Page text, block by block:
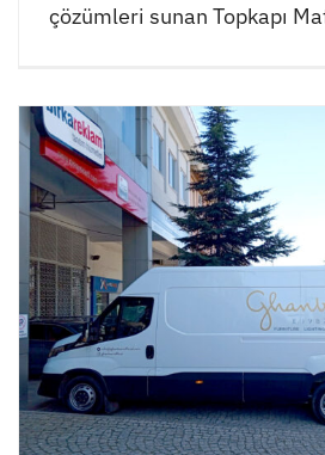
çözümleri sunan Topkapı